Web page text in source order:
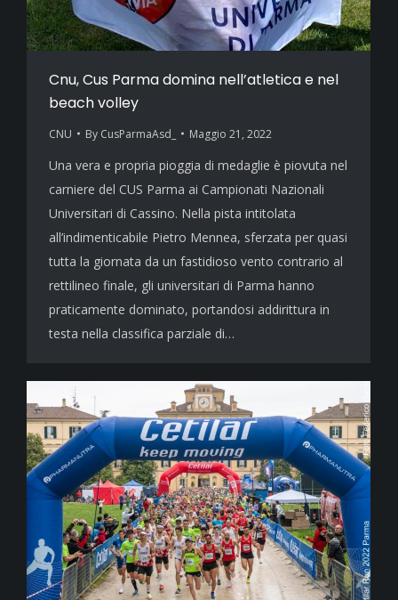
Cnu, Cus Parma domina nell’atletica e nel
beach volley
CNU By CusParmaAsd_ Maggio 21, 2022
Una vera e propria pioggia di medaglie è piovuta nel
carniere del CUS Parma ai Campionati Nazionali
Universitari di Cassino. Nella pista intitolata
all’indimenticabile Pietro Mennea, sferzata per quasi
tutta la giornata da un fastidioso vento contrario al
rettilineo finale, gli universitari di Parma hanno
praticamente dominato, portandosi addirittura in
testa nella classifica parziale di…